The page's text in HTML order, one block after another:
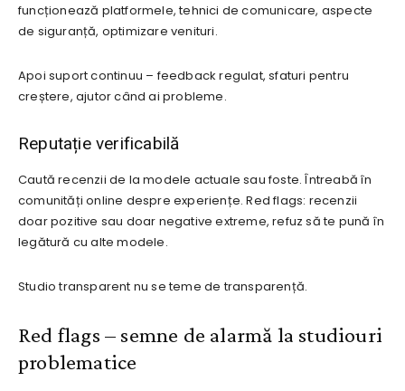
funcționează platformele, tehnici de comunicare, aspecte
de siguranță, optimizare venituri.
Apoi suport continuu – feedback regulat, sfaturi pentru
creștere, ajutor când ai probleme.
Reputație verificabilă
Caută recenzii de la modele actuale sau foste. Întreabă în
comunități online despre experiențe. Red flags: recenzii
doar pozitive sau doar negative extreme, refuz să te pună în
legătură cu alte modele.
Studio transparent nu se teme de transparență.
Red flags – semne de alarmă la studiouri
problematice